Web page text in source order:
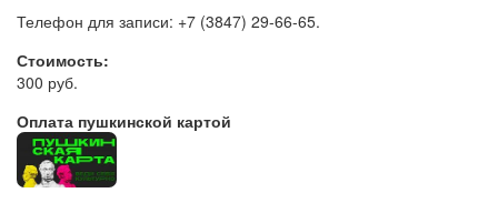
Телефон для записи: +7 (3847) 29-66-65.
Стоимость:
300 руб.
Оплата пушкинской картой